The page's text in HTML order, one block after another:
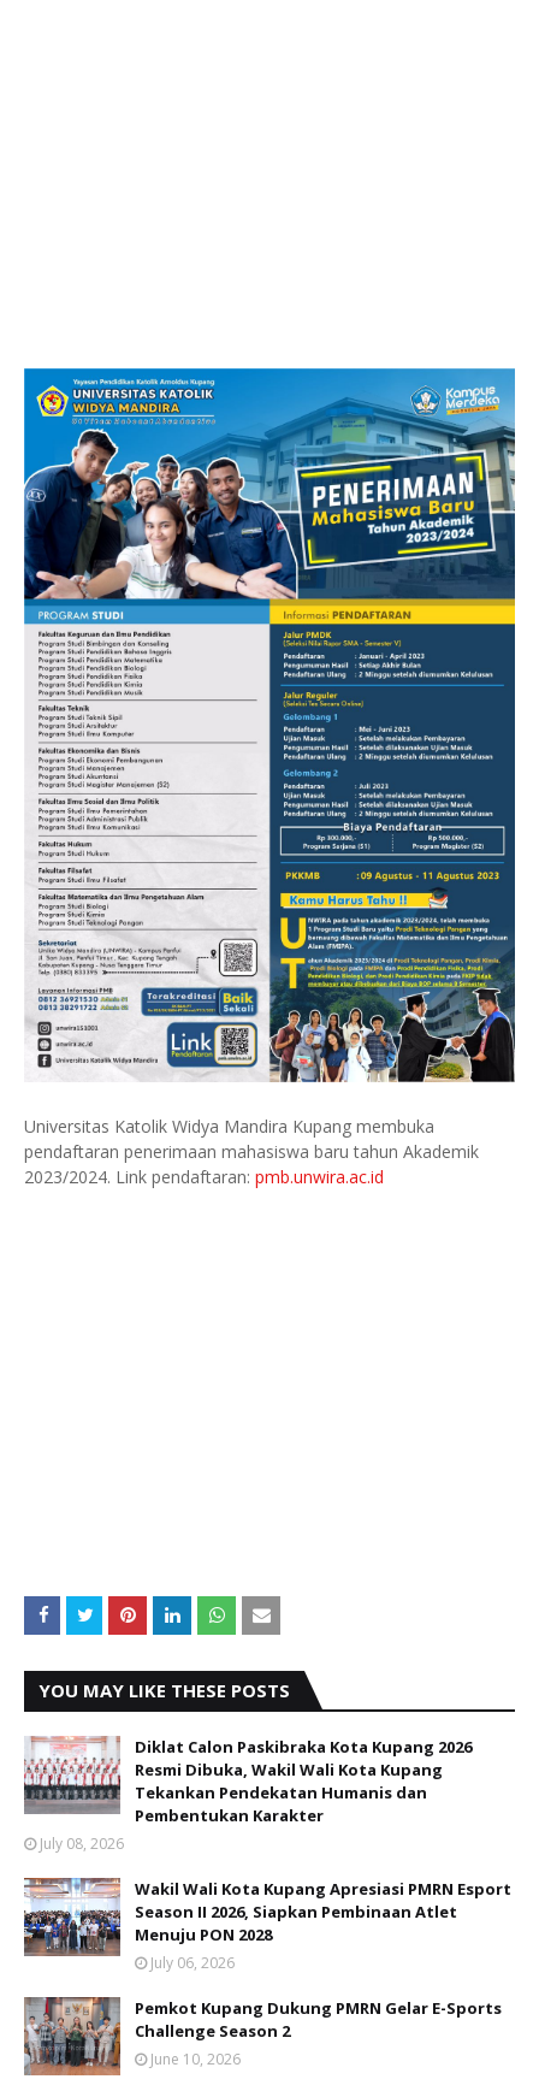
Universitas Katolik Widya Mandira Kupang membuka
pendaftaran penerimaan mahasiswa baru tahun Akademik
2023/2024. Link pendaftaran: pmb.unwira.ac.id
YOU MAY LIKE THESE POSTS
Diklat Calon Paskibraka Kota Kupang 2026
Resmi Dibuka, Wakil Wali Kota Kupang
Tekankan Pendekatan Humanis dan
Pembentukan Karakter
July 08, 2026
Wakil Wali Kota Kupang Apresiasi PMRN Esport
Season II 2026, Siapkan Pembinaan Atlet
Menuju PON 2028
July 06, 2026
Pemkot Kupang Dukung PMRN Gelar E-Sports
Challenge Season 2
June 10, 2026